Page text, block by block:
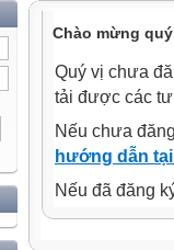
Chào mừng
Quý vị chưa
tải được các
Nếu chưa
hướng dẫn
Nếu đã đăng